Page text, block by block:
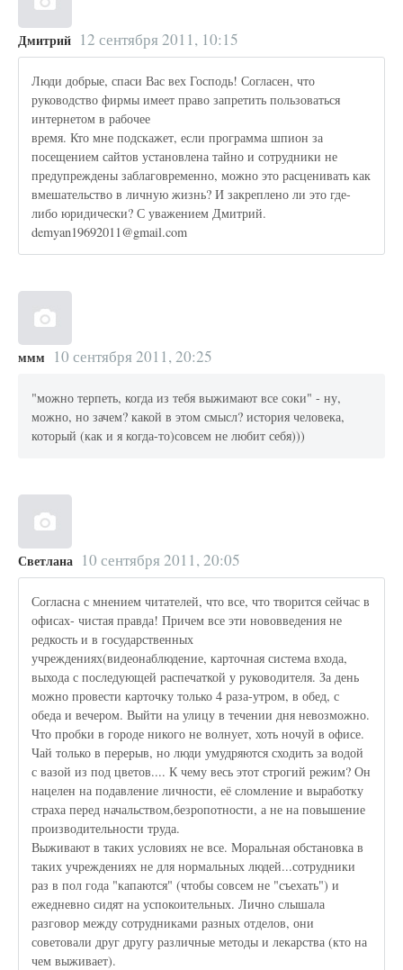
Дмитрий 12 сентября 2011, 10:15
Люди добрые, спаси Вас вех Господь! Согласен, что
руководство фирмы имеет право запретить пользоваться
интернетом в рабочее
время. Кто мне подскажет, если программа шпион за
посещением сайтов установлена тайно и сотрудники не
предупреждены заблаговременно, можно это расценивать как
вмешательство в личную жизнь? И закреплено ли это где-
либо юридически? С уважением Дмитрий.
demyan19692011@gmail.com
ммм 10 сентября 2011, 20:25
"можно терпеть, когда из тебя выжимают все соки" - ну,
можно, но зачем? какой в этом смысл? история человека,
который (как и я когда-то)совсем не любит себя)))
Светлана 10 сентября 2011, 20:05
Согласна с мнением читателей, что все, что творится сейчас в
офисах- чистая правда! Причем все эти нововведения не
редкость и в государственных
учреждениях(видеонаблюдение, карточная система входа,
выхода с последующей распечаткой у руководителя. За день
можно провести карточку только 4 раза-утром, в обед, с
обеда и вечером. Выйти на улицу в течении дня невозможно.
Что пробки в городе никого не волнует, хоть ночуй в офисе.
Чай только в перерыв, но люди умудряются сходить за водой
с вазой из под цветов.... К чему весь этот строгий режим? Он
нацелен на подавление личности, её сломление и выработку
страха перед начальством,безропотности, а не на повышение
производительности труда.
Выживают в таких условиях не все. Моральная обстановка в
таких учреждениях не для нормальных людей...сотрудники
раз в пол года "капаются" (чтобы совсем не "съехать") и
ежедневно сидят на успокоительных. Лично слышала
разговор между сотрудниками разных отделов, они
советовали друг другу различные методы и лекарства (кто на
чем выживает).